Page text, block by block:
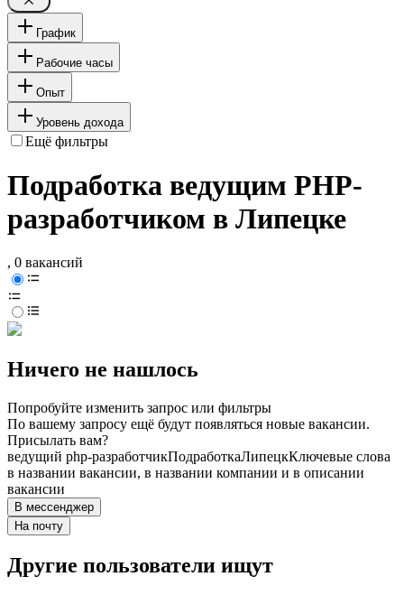
График
Рабочие часы
Опыт
Уровень дохода
Ещё фильтры
Подработка ведущим PHP-
разработчиком в Липецке
, 0 вакансий
Ничего не нашлось
Попробуйте изменить запрос или фильтры
По вашему запросу ещё будут появляться новые вакансии.
Присылать вам?
ведущий php-разработчикПодработкаЛипецкКлючевые слова
в названии вакансии, в названии компании и в описании
вакансии
В мессенджер
На почту
Другие пользователи ищут